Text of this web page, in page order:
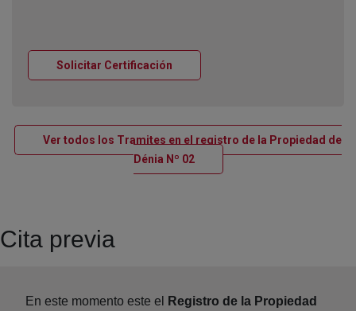
Solicitar Certificación
Ver todos los Tramites en el registro de la Propiedad de
Dénia Nº 02Ventana nueva
Cita previa
En este momento este el
Registro de la Propiedad